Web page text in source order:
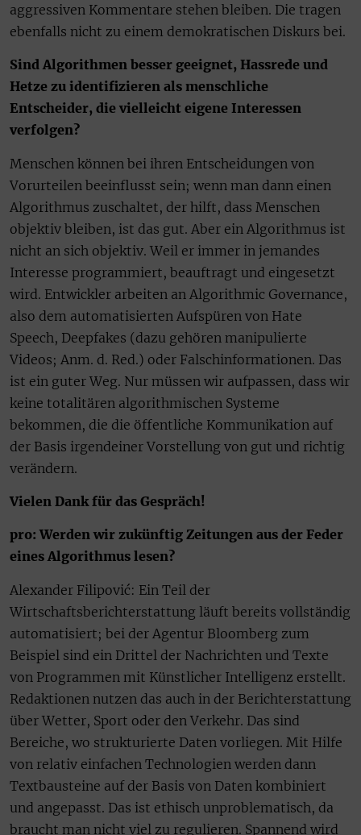
aggressiven Kommentare stehen bleiben. Die tragen
ebenfalls nicht zu einem demokratischen Diskurs bei.
Sind Algorithmen besser geeignet, Hassrede und
Hetze zu identifizieren als menschliche
Entscheider, die vielleicht eigene Interessen
verfolgen?
Menschen können bei ihren Entscheidungen von
Vorurteilen beeinflusst sein; wenn man dann einen
Algorithmus zuschaltet, der hilft, dass Menschen
objektiv bleiben, ist das gut. Aber ein Algorithmus ist
nicht an sich objektiv. Weil er immer in jemandes
Interesse programmiert, beauftragt und eingesetzt
wird. Entwickler arbeiten an Algorithmic Governance,
also dem automatisierten Aufspüren von Hate
Speech, Deepfakes (dazu gehören manipulierte
Videos; Anm. d. Red.) oder Falschinformationen. Das
ist ein guter Weg. Nur müssen wir aufpassen, dass wir
keine totalitären algorithmischen Systeme
bekommen, die die öffentliche Kommunikation auf
der Basis irgendeiner Vorstellung von gut und richtig
verändern.
Vielen Dank für das Gespräch!
pro: Werden wir zukünftig Zeitungen aus der Feder
eines Algorithmus lesen?
Alexander Filipović: Ein Teil der
Wirtschaftsberichterstattung läuft bereits vollständig
automatisiert; bei der Agentur Bloomberg zum
Beispiel sind ein Drittel der Nachrichten und Texte
von Programmen mit Künstlicher Intelligenz erstellt.
Redaktionen nutzen das auch in der Berichterstattung
über Wetter, Sport oder den Verkehr. Das sind
Bereiche, wo strukturierte Daten vorliegen. Mit Hilfe
von relativ einfachen Technologien werden dann
Textbausteine auf der Basis von Daten kombiniert
und angepasst. Das ist ethisch unproblematisch, da
braucht man nicht viel zu regulieren. Spannend wird